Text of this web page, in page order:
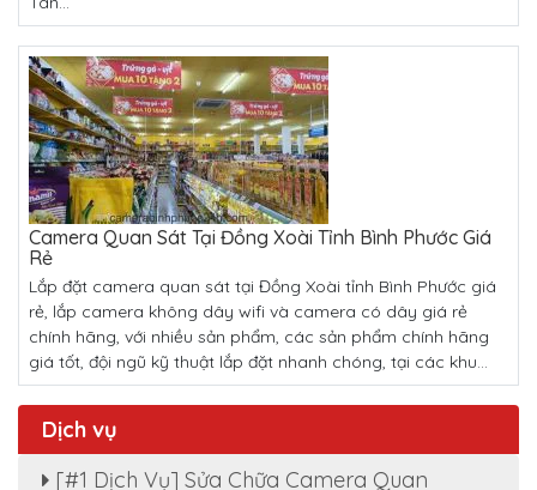
Camera Quan Sát Tại Đồng Xoài Tỉnh Bình Phước Giá
Rẻ
Lắp đặt camera quan sát tại Đồng Xoài tỉnh Bình Phước giá
rẻ, lắp camera không dây wifi và camera có dây giá rẻ
chính hãng, với nhiều sản phẩm, các sản phẩm chính hãng
giá tốt, đội ngũ kỹ thuật lắp đặt nhanh chóng, tại các khu...
Dịch vụ
[#1 Dịch Vụ] Sửa Chữa Camera Quan